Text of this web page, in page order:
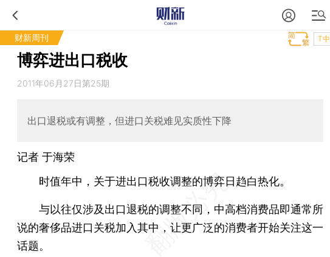
财新周刊 T中
博弈进出口税收
2011年06月27日第25期
出口退税或有调整，但进口关税难见实质性下降
记者 于海荣
时值年中，关于进出口税收调整的博弈日趋白热化。
与以往仅涉及出口退税的调整不同，中高档消费品即通常所
说的奢侈品进口关税加入其中，让更广泛的消费者开始关注这一
话题。